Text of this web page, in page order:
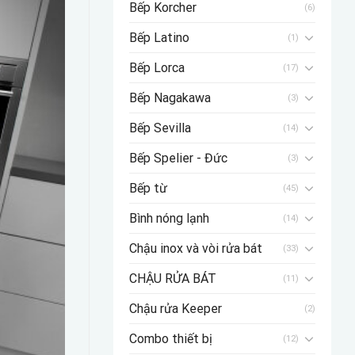
Bếp Korcher (6)
Bếp Latino (1)
Bếp Lorca (17)
Bếp Nagakawa (3)
Bếp Sevilla (14)
Bếp Spelier - Đức (3)
Bếp từ (45)
Bình nóng lạnh (14)
Chậu inox và vòi rửa bát (33)
CHẬU RỬA BÁT (11)
Chậu rửa Keeper (2)
Combo thiết bị (12)